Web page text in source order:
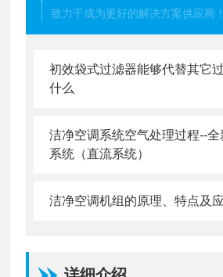
致力于成为更好的解决方案供应商！
初效袋式过滤器能够代替其它
什么
洁净空调系统空气处理过程--全
系统（直流系统）
洁净空调机组的原理、特点及